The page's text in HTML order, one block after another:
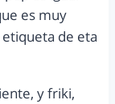
es muy
de eta
y friki,